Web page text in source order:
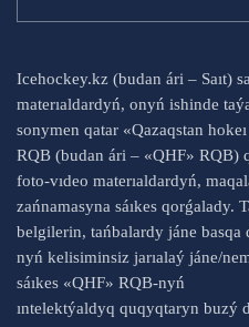
Icehockey.kz (budan ári – Saıt)
materıaldardyń, onyń ishinde
sonymen qatar «Qazaqstan hokeı
RQB (budan ári – «QHF» RQB)
foto-vıdeo materıaldardyń,
zańnamasyna sáıkes qorǵalady.
belgilerin, tańbalardy jáne basqa
nyń kelisiminsiz jarıalaý jáne/
sáıkes «QHF» RQB-nyń
ıntelektýaldyq quqyqtaryn buzý